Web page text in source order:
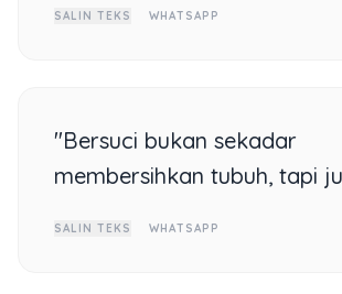
SALIN TEKS WHATSAPP
"Bersuci bukan sekadar
membersihkan tubuh, tapi
SALIN TEKS WHATSAPP